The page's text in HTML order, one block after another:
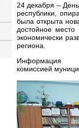
24 декабря –
республики,
была открыта
достойное
экономически
региона.
Информация
комиссией